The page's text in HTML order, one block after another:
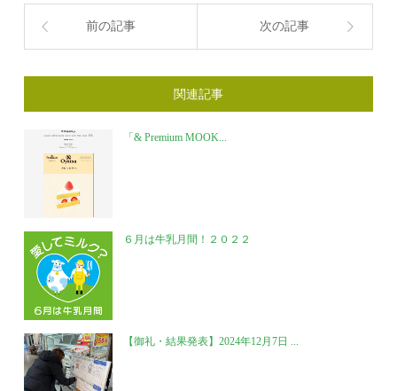
前の記事 次の記事
関連記事
「& Premium MOOK...
６月は牛乳月間！２０２２
【御礼・結果発表】2024年12月7日 ...